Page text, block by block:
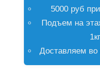
5000 руб
Подъем на
Доставляем во